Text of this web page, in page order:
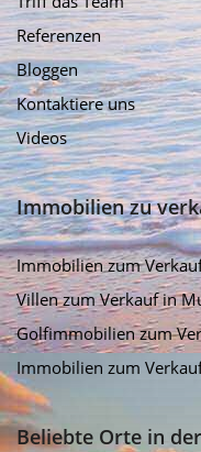
Referenzen
Bloggen
Kontaktiere uns
Videos
Immobilien zu
Immobilien zum
Villen zum Verkauf in
Golfimmobilien zum
Immobilien zum
Beliebte Orte in